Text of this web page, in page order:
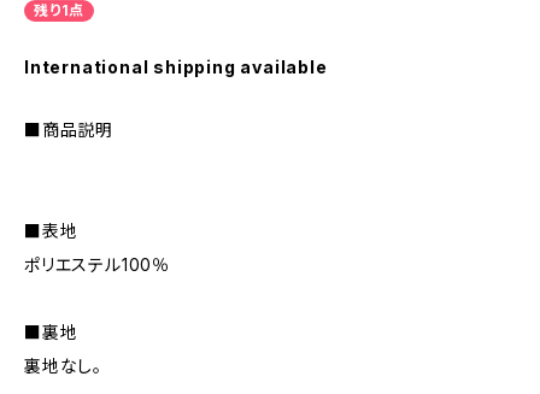
残り1点
International shipping available
■商品説明
■表地
ポリエステル100％
■裏地
裏地なし。